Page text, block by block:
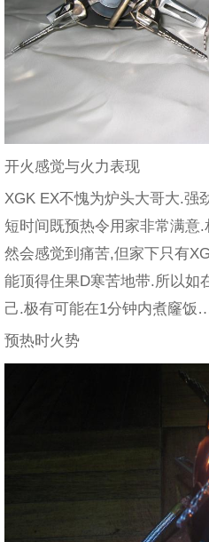
开火感觉与火力表现
XGK EX不愧为炉头大哥大.强
短时间既预热令用家非常满意
然会感觉到痛苦,但家下只有
能顶得住果D寒苦地带.所以如
己.极有可能在1分钟内煮窿
预热时火势